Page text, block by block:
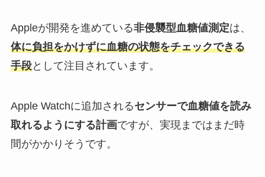
Appleが開発を進めている非侵襲型血糖値測定は、
体に負担をかけずに血糖の状態をチェックできる
手段として注目されています。
Apple Watchに追加されるセンサーで血糖値を読み
取れるようにする計画ですが、実現まではまだ時
間がかかりそうです。